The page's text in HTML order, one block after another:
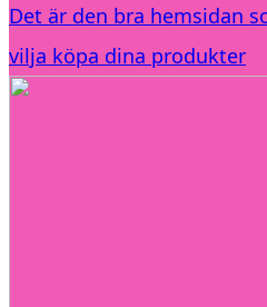
Det är den bra hemsidan
vilja köpa dina produkter